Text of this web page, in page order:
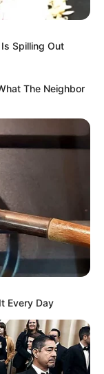
Spilling Out
The Neighbor
Every Day